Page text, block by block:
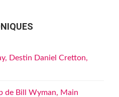
Destin Daniel Cretton,
de Bill Wyman, Main